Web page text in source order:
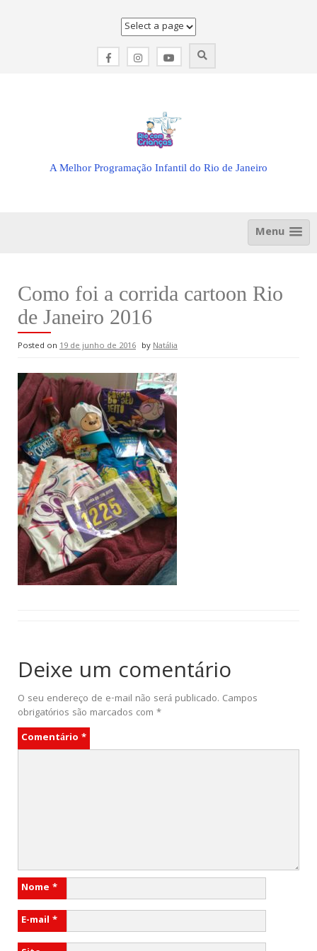
A Melhor Programação Infantil do Rio de Janeiro
Menu
Como foi a corrida cartoon Rio
de Janeiro 2016
Posted on 19 de junho de 2016 byNatália
Deixe um comentário
O seu endereço de e-mail não será publicado. Campos
obrigatórios são marcados com *
Comentário *
Nome *
E-mail *